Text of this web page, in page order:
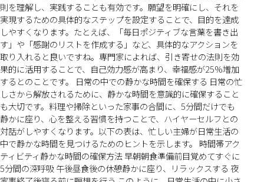
則を理解し、実践することも有効です。願望を明確にし、それを
実現するための具体的なステップを設定することで、目的を達成
しやすくなります。たとえば、「毎日ポジティブな言葉を書き出
す」や「感謝のリストを作成する」など、具体的なアクションを
取り入れると良いですね。専門家によれば、引き寄せの法則を効
果的に活用することで、自己効力感が高まり、幸福感が25%増加
するとのことです。 日常の中での静かな時間を確保する 日常の忙
しさから解放されるために、静かな時間を意識的に確保すること
も大切です。料理や掃除といった家事の合間に、5分間だけでも
静かに座り、心を整える習慣を持つことで、ハイヤーセルフとの
対話がしやすくなります。以下の表は、忙しい主婦が日常生活の
中で静かな時間を見つけるためのヒントを示します。 時間帯アク
ティビティ静かな時間の確保方法 早朝朝食準備前目覚めてすぐに
5分間の深呼吸 午後昼食後の休憩静かに座り、リラックスする 夜